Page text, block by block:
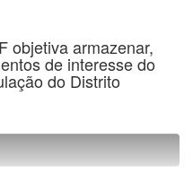
objetiva armazenar,
de interesse do
do Distrito